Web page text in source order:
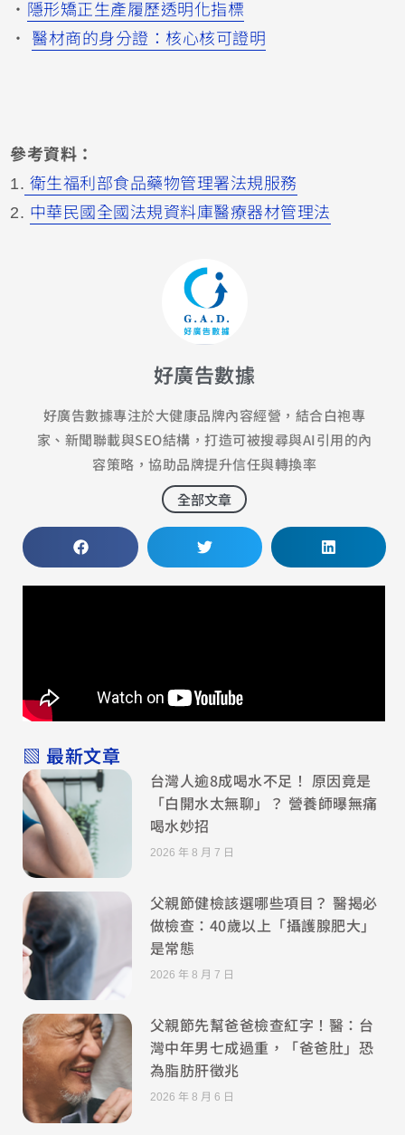
・ 隱形矯正生產履歷透明化指標
・ 醫材商的身分證：核心核可證明
參考資料：
1. 衛生福利部食品藥物管理署法規服務
2. 中華民國全國法規資料庫醫療器材管理法
好廣告數據
好廣告數據專注於大健康品牌內容經營，結合白袍專
家、新聞聯載與SEO結構，打造可被搜尋與AI引用的內
容策略，協助品牌提升信任與轉換率
全部文章
▧ 最新文章
台灣人逾8成喝水不足！ 原因竟是
「白開水太無聊」？ 營養師曝無痛
喝水妙招
2026 年 8 月 7 日
父親節健檢該選哪些項目？ 醫揭必
做檢查：40歲以上「攝護腺肥大」
是常態
2026 年 8 月 7 日
父親節先幫爸爸檢查紅字！醫：台
灣中年男七成過重，「爸爸肚」恐
為脂肪肝徵兆
2026 年 8 月 6 日